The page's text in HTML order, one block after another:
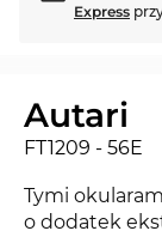
Express
Autari
FT1209 - 56E
Tymi
o dodatek